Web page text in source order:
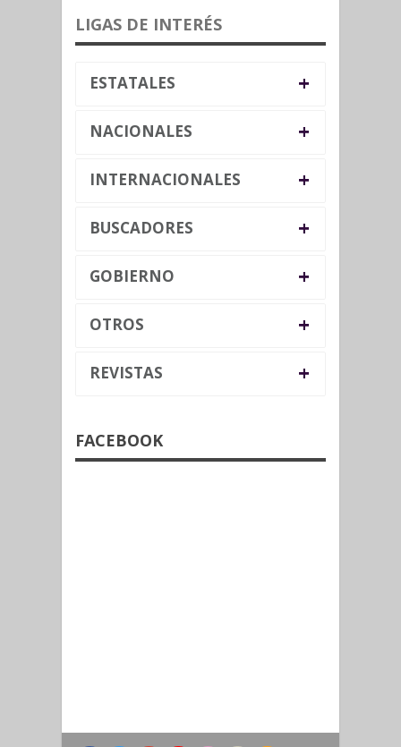
LIGAS DE INTERÉS
ESTATALES +
NACIONALES +
INTERNACIONALES +
BUSCADORES +
GOBIERNO +
OTROS +
REVISTAS +
FACEBOOK